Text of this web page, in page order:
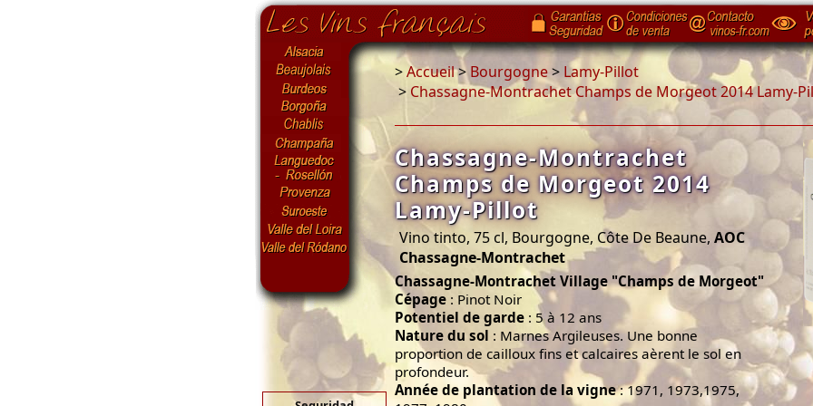
>Accueil>Bourgogne> Lamy-Pillot
> Chassagne-Montrachet Champs de Morgeot 2014 Lamy-
Chassagne-Montrachet
Champs de Morgeot 2014
Lamy-Pillot
Vino tinto, 75 cl, Bourgogne, Côte De Beaune, AOC
Chassagne-Montrachet
Chassagne-Montrachet Village "Champs de Morgeot"
Cépage : Pinot Noir
Potentiel de garde : 5 à 12 ans
Nature du sol : Marnes Argileuses. Une bonne
proportion de cailloux fins et calcaires aèrent le sol en
profondeur.
Année de plantation de la vigne: 1971, 1973,1975,